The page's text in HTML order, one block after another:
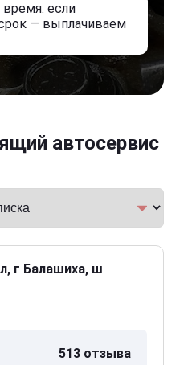
если
— выплачиваем
автосервис
г Балашиха, ш
513 отзыва